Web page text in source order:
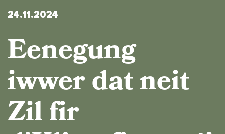
24.11.2024
Eenegung
iwwer dat neit
Zil fir